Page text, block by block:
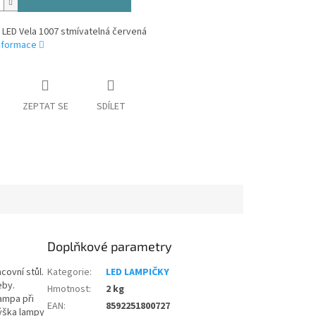
Vela 1007 stmívatelná červená
ZEPTAT SE SDÍLET
stůl.
při
lampy
Doplňkové parametry
Kategorie:
LED LAMPIČKY
Hmotnost:
2 kg
EAN: 8592251800727